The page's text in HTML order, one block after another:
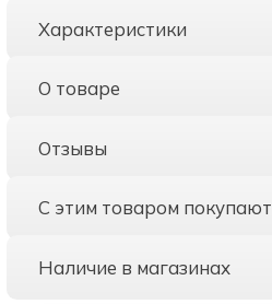
Характеристики
О товаре
Отзывы
С этим товаром покупают
Наличие в магазинах